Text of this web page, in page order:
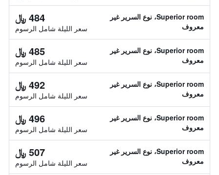
Superior room، نوع السرير غير
معروف
484 ﷼
سعر الليلة شامل الرسوم
Superior room، نوع السرير غير
معروف
485 ﷼
سعر الليلة شامل الرسوم
Superior room، نوع السرير غير
معروف
492 ﷼
سعر الليلة شامل الرسوم
Superior room، نوع السرير غير
معروف
496 ﷼
سعر الليلة شامل الرسوم
Superior room، نوع السرير غير
معروف
507 ﷼
سعر الليلة شامل الرسوم